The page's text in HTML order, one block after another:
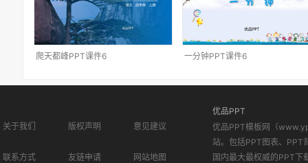
爬天都峰PPT课件6 一分钟PPT课件6
关于我们 版权声明 意见建议
联系方式 友链申请 网站地图
优品PPT
优品PPT模板网（
站。包括PPT图表、PPT
国内最大最权威的PPT下